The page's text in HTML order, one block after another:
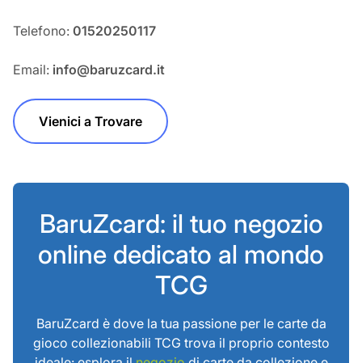
Telefono: 01520250117
Email: info@baruzcard.it
Vienici a Trovare
BaruZcard: il tuo negozio
online dedicato al mondo
TCG
BaruZcard è dove la tua passione per le carte da
gioco collezionabili TCG trova il proprio contesto